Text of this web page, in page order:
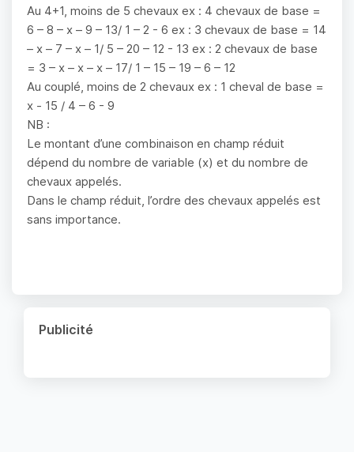
Au 4+1, moins de 5 chevaux ex : 4 chevaux de base =
6 – 8 – x – 9 – 13/ 1 – 2 - 6 ex : 3 chevaux de base = 14
– x – 7 – x – 1/ 5 – 20 – 12 - 13 ex : 2 chevaux de base
= 3 – x – x – x – 17/ 1 – 15 – 19 – 6 – 12
Au couplé, moins de 2 chevaux ex : 1 cheval de base =
x - 15 / 4 – 6 - 9
NB :
Le montant d’une combinaison en champ réduit
dépend du nombre de variable (x) et du nombre de
chevaux appelés.
Dans le champ réduit, l’ordre des chevaux appelés est
sans importance.
Publicité